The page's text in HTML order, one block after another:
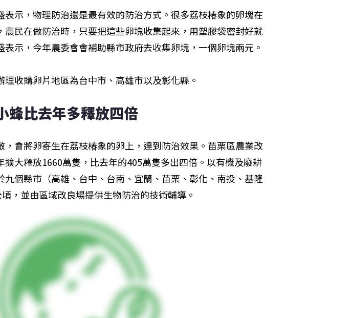
表示，物理防治還是最有效的防治方式。很多荔枝椿象的卵塊在
農民在做防治時，只要把這些卵塊收集起來，用塑膠袋密封好就
示，今年農委會會補助縣市政府去收集卵塊，一個卵塊兩元。
理收購卵片地區為台中市、高雄市以及彰化縣。
蜂比去年多釋放四倍
，會將卵寄生在荔枝椿象的卵上，達到防治效果。苗栗區農業改
擴大釋放1660萬隻，比去年的405萬隻多出四倍。以有機及廢耕
九個縣市（高雄、台中、台南、宜蘭、苗栗、彰化、南投、基隆
，並由區域改良場提供生物防治的技術輔導。